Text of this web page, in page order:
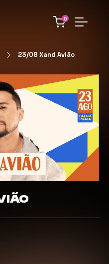
0
23/08 Xand Avião